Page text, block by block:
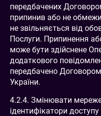
передбачених
припинив або не
не звільняється від
Послуги. Припинення
може бути здійснене
додаткового
передбачено
України.
4.2.4. Змінювати
ідентифікатори